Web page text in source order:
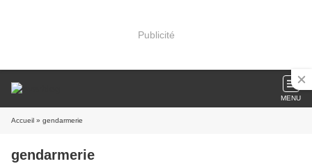
Publicité
MENU
Accueil » gendarmerie
gendarmerie